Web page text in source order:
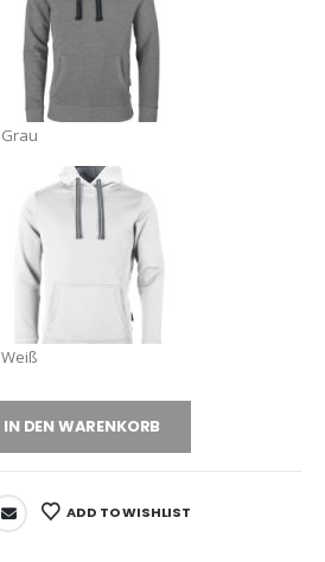
Grau
Weiß
IN DEN WARENKORB
ADD TO WISHLIST